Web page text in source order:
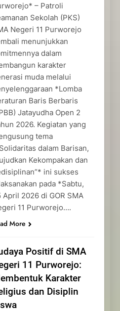
– Patroli
Sekolah (PKS)
Negeri 11 Purworejo
menunjukkan
dalam
karakter
muda melalui
*Lomba
Baris Berbaris
Jatayudha Open 2
2026. Kegiatan yang
tema
dalam Barisan,
Kekompakan dan
ini sukses
pada *Sabtu,
April 2026 di GOR SMA
11 Purworejo….
More
Positif di SMA
11 Purworejo:
Karakter
dan Disiplin